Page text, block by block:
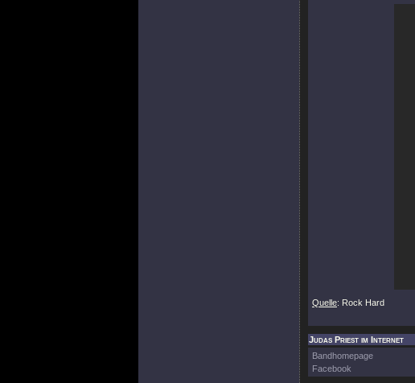
Quelle: Rock Hard
Judas Priest im Internet
Bandhomepage
Facebook